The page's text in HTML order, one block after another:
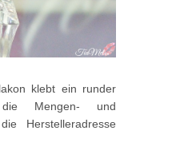
klebt ein runder
Mengen- und
Herstelleradresse